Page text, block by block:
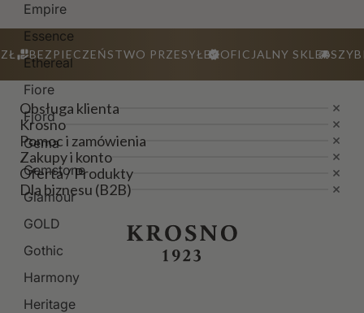
Empire
Essence
Ethereal
Fiore
Fjord
Gema
Gemstone
Glamour
GOLD
Gothic
Harmony
Heritage
BEZPIECZEŃSTWO PRZESYŁEKOFICJALNY SKLEP
Obsługa klienta
Krosno
Pomoc i zamówienia
Zakupy i konto
Oferta / Produkty
Dla biznesu (B2B)